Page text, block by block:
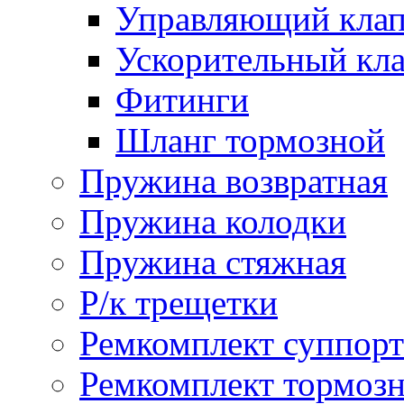
Управляющий
Ускорительный
Фитинги
Шланг тормозной
Пружина возвратная
Пружина колодки
Пружина стяжная
Р/к трещетки
Ремкомплект
Ремкомплект